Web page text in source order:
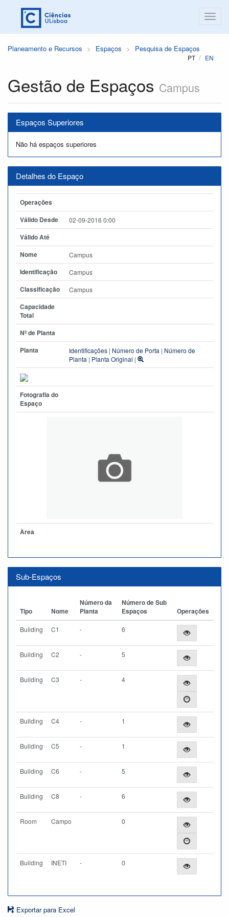
Planeamento e Recursos Espaços Pesquisa de Espaços
PT EN
Gestão de Espaços Campus
Espaços Superiores
Não há espaços superiores
Detalhes do Espaço
Operações
Válido Desde
02-09-2016 0:00
Válido Até
Nome
Campus
Identificação Campus
Classificação Campus
Capacidade
Total
Nº de Planta
Planta
Identificações | Número de Porta | Número de
Planta | Planta Original |
Fotografia do
Espaço
Àrea
Sub-Espaços
Tipo Nome
Número da
Planta
Número de Sub
Espaços
Operações
Building C1 - 6
Building C2 - 5
Building C3 - 4
Building C4 - 1
Building C5 - 1
Building C6 - 5
Building C8 - 6
Room Campo 0
Building INETI - 0
Exportar para Excel